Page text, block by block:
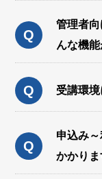
Q
管理者
んな機
Q 受講環
Q
申込み
かかりま